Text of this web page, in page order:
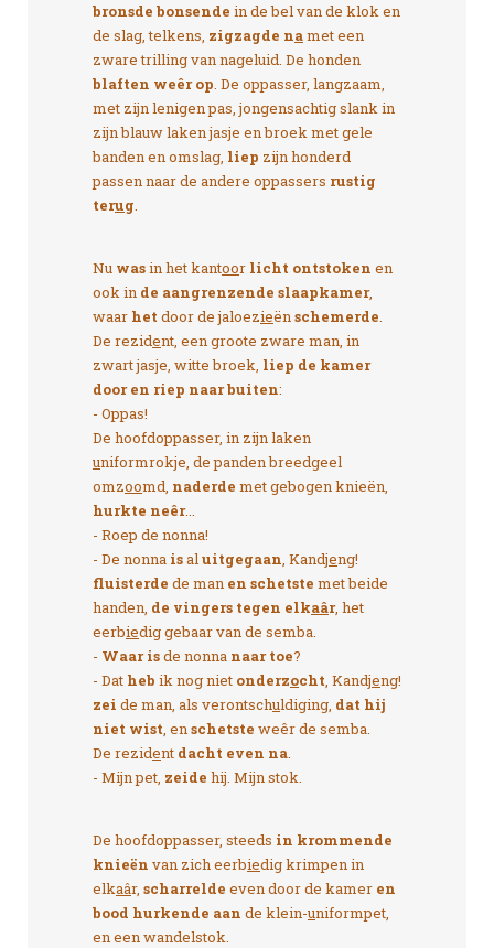
bronsde bonsende in de bel van de klok en
de slag, telkens, zigzagde namet een
zware trilling van nageluid. De honden
blaften weêr op. De oppasser, langzaam,
met zijn lenigen pas, jongensachtig slank in
zijn blauw laken jasje en broek met gele
banden en omslag, liep zijn honderd
passen naar de andere oppassers rustig
terug.
Nu wasin het kantoor licht ontstoken en
ook in de aangrenzende slaapkamer,
waar het door de jaloezieënschemerde.
De rezident, een groote zware man, in
zwart jasje, witte broek, liep de kamer
door en riep naar buiten:
- Oppas!
De hoofdoppasser, in zijn laken
uniformrokje, de panden breedgeel
omzoomd, naderde met gebogen knieën,
hurkte neêr...
- Roep de nonna!
- De nonna isaluitgegaan, Kandjeng!
fluisterde de man en schetste met beide
handen, de vingers tegen elkaâr, het
eerbiedig gebaar van de semba.
- Waar isde nonna naar toe?
- Dat heb ik nog niet onderzocht, Kandjeng!
zei de man, als verontschuldiging, dat hij
niet wist, enschetste weêr de semba.
De rezident dacht even na.
- Mijn pet, zeide hij. Mijn stok.
De hoofdoppasser, steeds in krommende
knieën van zich eerbiedig krimpen in
elkaâr, scharrelde even door de kamer en
bood hurkende aan de klein-uniformpet,
en een wandelstok.